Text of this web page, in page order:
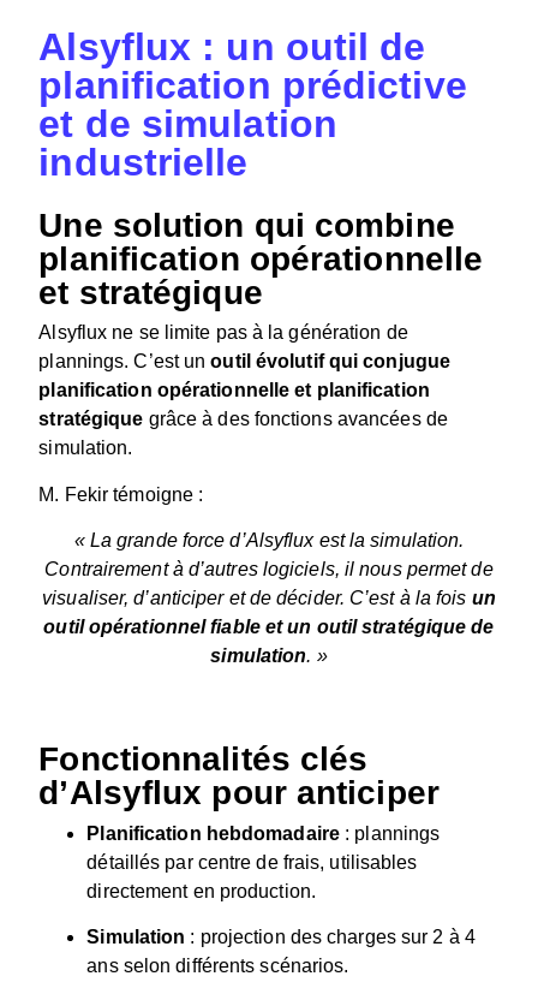
Alsyflux : un outil de
planification prédictive
et de simulation
industrielle
Une solution qui combine
planification opérationnelle
et stratégique
Alsyflux ne se limite pas à la génération de
plannings. C’est un outil évolutif qui conjugue
planification opérationnelle et planification
stratégique grâce à des fonctions avancées de
simulation.
M. Fekir témoigne :
« La grande force d’Alsyflux est la simulation.
Contrairement à d’autres logiciels, il nous permet de
visualiser, d’anticiper et de décider. C’est à la fois un
outil opérationnel fiable et un outil stratégique de
simulation. »
Fonctionnalités clés
d’Alsyflux pour anticiper
Planification hebdomadaire : plannings
détaillés par centre de frais, utilisables
directement en production.
Simulation : projection des charges sur 2 à 4
ans selon différents scénarios.